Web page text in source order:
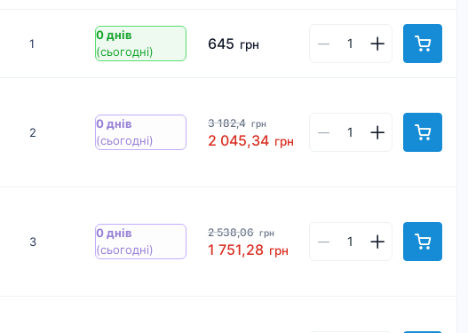
1
0 днів
(сьогодні)
645 грн
2
0 днів
(сьогодні)
3 182,4 грн
2 045,34 грн
3
0 днів
(сьогодні)
2 538,06 грн
1 751,28 грн